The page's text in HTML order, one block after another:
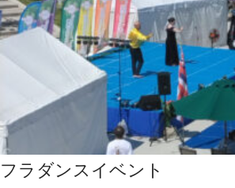
フラダンスイベント